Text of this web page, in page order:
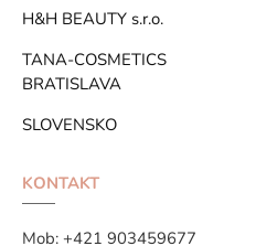
H&H BEAUTY s.r.o.
TANA-COSMETICS
BRATISLAVA
SLOVENSKO
KONTAKT
Mob: +421 903459677